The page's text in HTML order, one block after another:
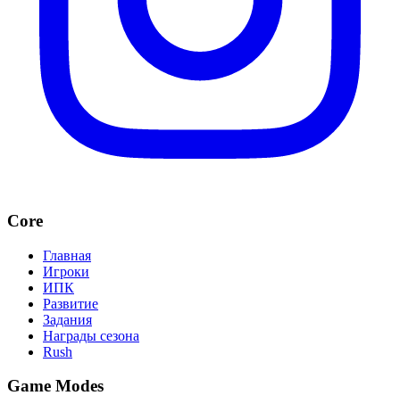
Core
Главная
Игроки
ИПК
Развитие
Задания
Награды сезона
Rush
Game Modes